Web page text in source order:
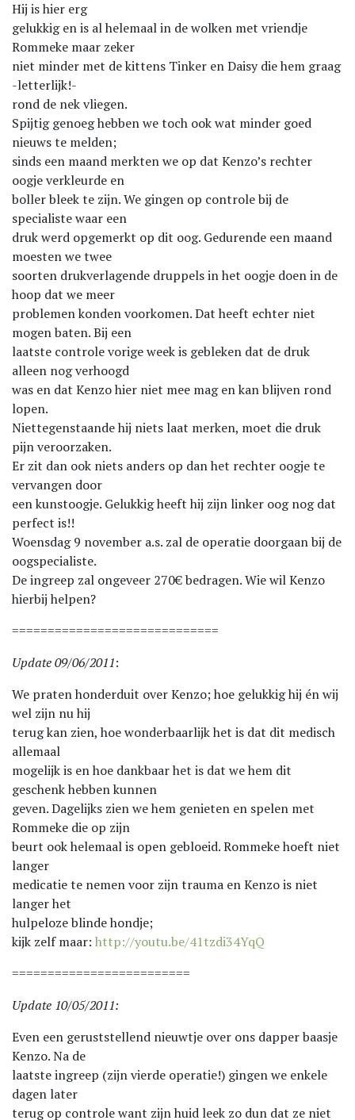
Hij is hier erg
gelukkig en is al helemaal in de wolken met vriendje
Rommeke maar zeker
niet minder met de kittens Tinker en Daisy die hem graag
-letterlijk!-
rond de nek vliegen.
Spijtig genoeg hebben we toch ook wat minder goed
nieuws te melden;
sinds een maand merkten we op dat Kenzo’s rechter
oogje verkleurde en
boller bleek te zijn. We gingen op controle bij de
specialiste waar een
druk werd opgemerkt op dit oog. Gedurende een maand
moesten we twee
soorten drukverlagende druppels in het oogje doen in de
hoop dat we meer
problemen konden voorkomen. Dat heeft echter niet
mogen baten. Bij een
laatste controle vorige week is gebleken dat de druk
alleen nog verhoogd
was en dat Kenzo hier niet mee mag en kan blijven rond
lopen.
Niettegenstaande hij niets laat merken, moet die druk
pijn veroorzaken.
Er zit dan ook niets anders op dan het rechter oogje te
vervangen door
een kunstoogje. Gelukkig heeft hij zijn linker oog nog dat
perfect is!!
Woensdag 9 november a.s. zal de operatie doorgaan bij de
oogspecialiste.
De ingreep zal ongeveer 270€ bedragen. Wie wil Kenzo
hierbij helpen?
=============================
Update 09/06/2011:
We praten honderduit over Kenzo; hoe gelukkig hij én wij
wel zijn nu hij
terug kan zien, hoe wonderbaarlijk het is dat dit medisch
allemaal
mogelijk is en hoe dankbaar het is dat we hem dit
geschenk hebben kunnen
geven. Dagelijks zien we hem genieten en spelen met
Rommeke die op zijn
beurt ook helemaal is open gebloeid. Rommeke hoeft niet
langer
medicatie te nemen voor zijn trauma en Kenzo is niet
langer het
hulpeloze blinde hondje;
kijk zelf maar: http://youtu.be/41tzdi34YqQ
=========================
Update 10/05/2011:
Even een geruststellend nieuwtje over ons dapper baasje
Kenzo. Na de
laatste ingreep (zijn vierde operatie!) gingen we enkele
dagen later
terug op controle want zijn huid leek zo dun dat ze niet